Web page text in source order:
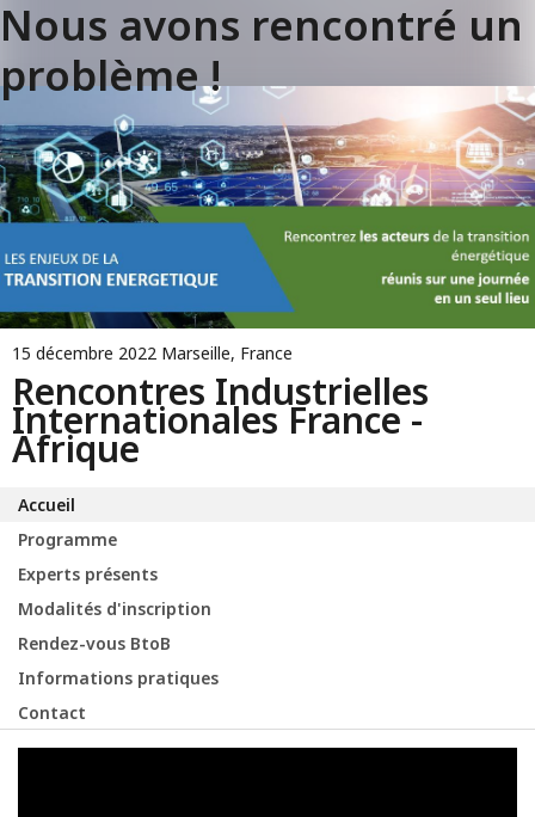
Nous avons rencontré un
problème !
15 décembre 2022 Marseille, France
Rencontres Industrielles
Internationales France -
Afrique
Accueil
Programme
Experts présents
Modalités d'inscription
Rendez-vous BtoB
Informations pratiques
Contact